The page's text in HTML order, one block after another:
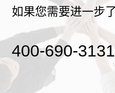
如果您需要进一步
400-690-3131